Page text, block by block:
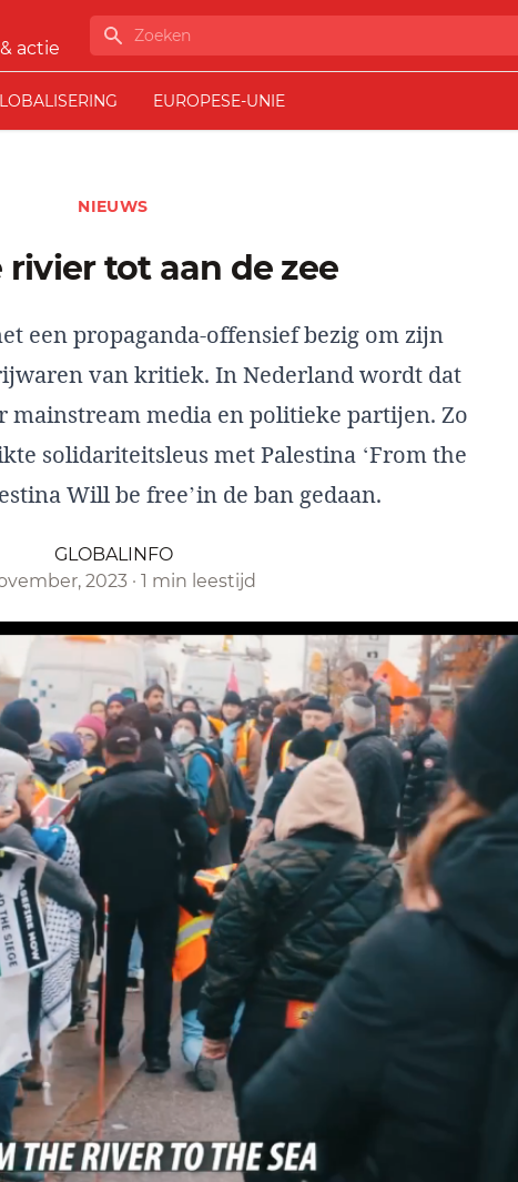
actie
Zoeken
EUROPESE-UNIE
NIEUWS
rivier tot aan de zee
een propaganda-offensief bezig om zijn
van kritiek. In Nederland wordt dat
mainstream media en politieke partijen. Zo
solidariteitsleus met Palestina ‘From the
Will be free’in de ban gedaan.
GLOBALINFO
2023 · 1 min leestijd